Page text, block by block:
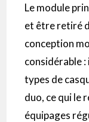
Le module
et être retiré
conception
considérable
types de
duo, ce qui le
équipages